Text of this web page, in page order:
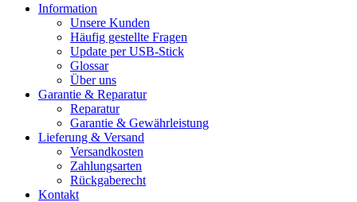
Information
Unsere Kunden
Häufig gestellte Fragen
Update per USB-Stick
Glossar
Über uns
Garantie & Reparatur
Reparatur
Garantie & Gewährleistung
Lieferung & Versand
Versandkosten
Zahlungsarten
Rückgaberecht
Kontakt